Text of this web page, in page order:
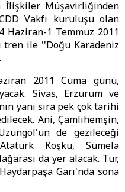
İlişkiler Müşavirliğinden
Vakfı kuruluşu olan
Haziran-1 Temmuz 2011
tren ile ''Doğu Karadeniz
2011 Cuma günü,
Sivas, Erzurum ve
yanı sıra pek çok tarihi
Ani, Çamlıhemşin,
de gezileceği
Köşkü, Sümela
da yer alacak. Tur,
Garı'nda sona